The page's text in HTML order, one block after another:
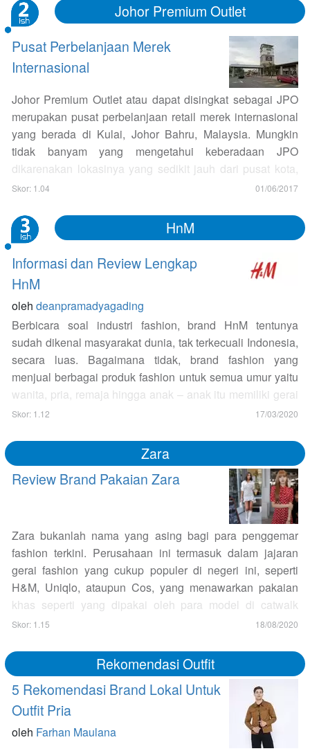
Johor Premium Outlet
Pusat Perbelanjaan Merek
Internasional
Johor Premium Outlet atau dapat disingkat sebagai JPO
merupakan pusat perbelanjaan retail merek internasional
yang berada di Kulai, Johor Bahru, Malaysia. Mungkin
tidak banyam yang mengetahui keberadaan JPO
dikarenakan lokasinya yang sedikit jauh dari pusat kota,
sehingga transportasi umum belum bisa menjangkau
outlet merek internasional seperti Furla, Fossil, DKNY,
Adidas, Gucci, Guess, dll ( lebih lengkapnya bisa dilihat di
link berikut :…
Skor: 1.04 01/06/2017
HnM
Informasi dan Review Lengkap
HnM
oleh deanpramadyagading
Berbicara soal industri fashion, brand HnM tentunya
sudah dikenal masyarakat dunia, tak terkecuali Indonesia,
secara luas. Bagaimana tidak, brand fashion yang
menjual berbagai produk fashion untuk semua umur yaitu
wanita, pria, remaja hingga anak – anak itu memiliki gerai
di hampir seluruh dunia. Bahkan di Indonesia sendiri,
Indonesia termasuk Bali, Jakarta. Surabaya, Solo,
Yogyakarta, Medan hingga Batam. Sedangkan untuk
skala Internasional, brand…
Skor: 1.12 17/03/2020
Zara
Review Brand Pakaian Zara
Zara bukanlah nama yang asing bagi para penggemar
fashion terkini. Perusahaan ini termasuk dalam jajaran
gerai fashion yang cukup populer di negeri ini, seperti
H&M, Uniqlo, ataupun Cos, yang menawarkan pakaian
khas seperti yang dipakai oleh para model di catwalk
kepada pelanggan umum. Tak jarang kita melihat Zara
di dalam mall. Dan tentunya hal ini ada sangkut pautnya
dengan quality control dan fashion update yang selalu
dilakukan oleh…
Skor: 1.15 18/08/2020
Rekomendasi Outfit
5 Rekomendasi Brand Lokal Untuk
Outfit Pria
oleh Farhan Maulana